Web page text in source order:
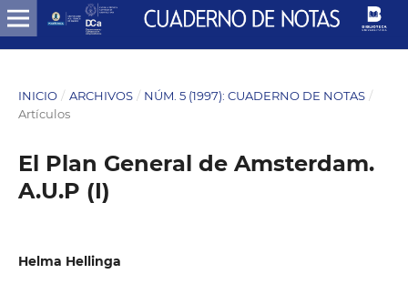
INICIO / ARCHIVOS / NÚM. 5 (1997): CUADERNO DE NOTAS /
Artículos
El Plan General de Amsterdam.
A.U.P (I)
Helma Hellinga